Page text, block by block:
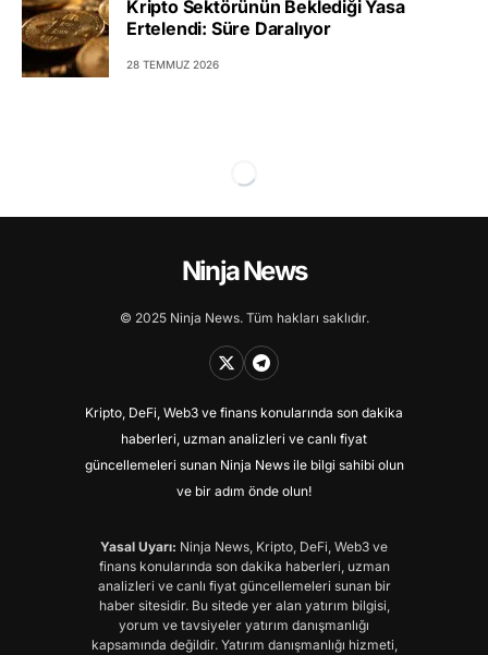
Kripto Sektörünün Beklediği Yasa
Ertelendi: Süre Daralıyor
28 TEMMUZ 2026
Ninja News
© 2025 Ninja News. Tüm hakları saklıdır.
Kripto, DeFi, Web3 ve finans konularında son dakika
haberleri, uzman analizleri ve canlı fiyat
güncellemeleri sunan Ninja News ile bilgi sahibi olun
ve bir adım önde olun!
Yasal Uyarı: Ninja News, Kripto, DeFi, Web3 ve
finans konularında son dakika haberleri, uzman
analizleri ve canlı fiyat güncellemeleri sunan bir
haber sitesidir. Bu sitede yer alan yatırım bilgisi,
yorum ve tavsiyeler yatırım danışmanlığı
kapsamında değildir. Yatırım danışmanlığı hizmeti,